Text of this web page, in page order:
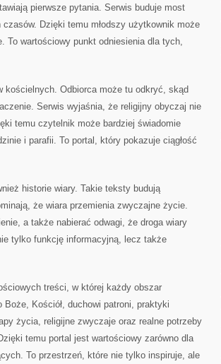
pierwsze pytania. Serwis buduje most
Dzięki temu młodszy użytkownik może
To wartościowy punkt odniesienia dla tych,
kościelnych. Odbiorca może tu odkryć, skąd
Serwis wyjaśnia, że religijny obyczaj nie
temu czytelnik może bardziej świadomie
i parafii. To portal, który pokazuje ciągłość
historie wiary. Takie teksty budują
że wiara przemienia zwyczajne życie.
a także nabierać odwagi, że droga wiary
tylko funkcję informacyjną, lecz także
treści, w której każdy obszar
Boże, Kościół, duchowi patroni, praktyki
życia, religijne zwyczaje oraz realne potrzeby
temu portal jest wartościowy zarówno dla
To przestrzeń, które nie tylko inspiruje, ale